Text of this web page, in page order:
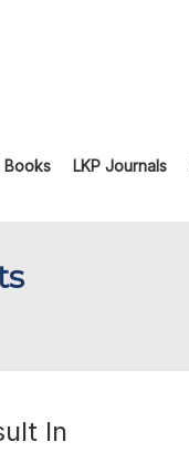
Books LKP Journals
In